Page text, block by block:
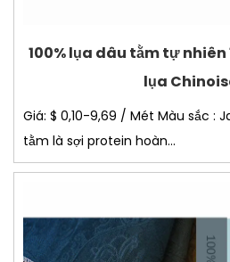
100% lụa dâu tằm tự
lụa
Giá: $ 0,10-9,69 / Mét Màu sắc :
tằm là sợi protein hoàn...